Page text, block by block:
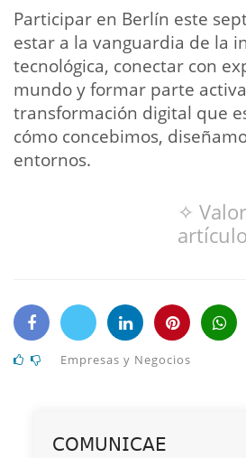
Participar en Berlín este
estar a la vanguardia de la
tecnológica, conectar con
mundo y formar parte
transformación digital que
cómo concebimos,
entornos.
✧
Empresas y Negocios
𝖢𝖮𝖬𝖴𝖭𝖨𝖢𝖠𝖤